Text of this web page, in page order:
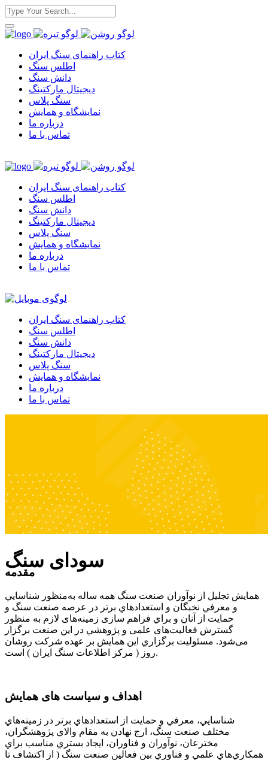
کتاب راهنمای سنگ ایران
اطلس سنگ
دانش سنگ
دیجیتال مارکتینگ
سنگ پلاس
نمایشگاه و همایش
درباره ما
تماس با ما
کتاب راهنمای سنگ ایران
اطلس سنگ
دانش سنگ
دیجیتال مارکتینگ
سنگ پلاس
نمایشگاه و همایش
درباره ما
تماس با ما
کتاب راهنمای سنگ ایران
اطلس سنگ
دانش سنگ
دیجیتال مارکتینگ
سنگ پلاس
نمایشگاه و همایش
درباره ما
تماس با ما
سودای سنگ
مقدمه
همایش تجلیل از نوآوران صنعت سنگ همه ساله به‌منظور شناسايي
و معرفي نخبگان و استعدادهاي برتر در عرصه صنعت سنگ و
حمايت از آنان و براي فراهم سازی زمينه‌های لازم به منظور
گسترش فعاليت‌های علمی و پژوهشي در این صنعت برگزار
می‌شود. مسئوليت برگزاري اين همایش بر عهده شرکت روشان
روز ( مرکز اطلاعات سنگ ایران ) است.
اهداف و سیاست های همایش
شناسايي، معرفي و حمايت از استعدادهاي برتر در زمينه‌هاي
مختلف صنعت سنگ، ارج نهادن به مقام والاي پژوهشگران،
مخترعان، نوآوران و فناوران، ايجاد بستري مناسب براي
همكاري‌هاي علمي و فناوري بين فعالین صنعت سنگ ( از اکتشاف تا